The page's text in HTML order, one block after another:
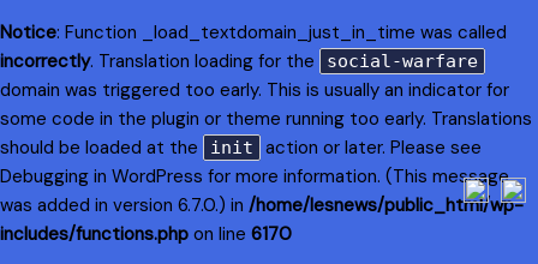
Notice: Function _load_textdomain_just_in_time was called
incorrectly. Translation loading for the social-warfare
domain was triggered too early. This is usually an indicator for
some code in the plugin or theme running too early. Translations
should be loaded at the
init
action or later. Please see
Debugging in WordPress for more information. (This message
was added in version 6.7.0.) in /home/lesnews/public_html/wp-
includes/functions.php on line 6170